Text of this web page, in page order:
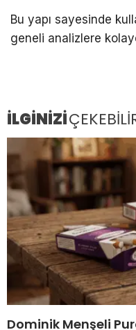
Bu yapı sayesinde
geneli analizlere
İLGİNİZİ
Dominik Menşeli